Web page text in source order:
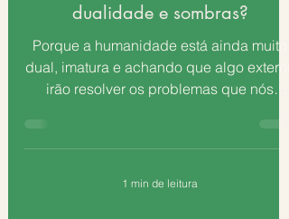
dualidade e sombras?
Porque a humanidade está ainda muito
dual, imatura e achando que algo externo
irão resolver os problemas que nós
1 min de leitura